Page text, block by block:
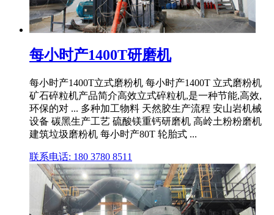
每小时产1400T研磨机
每小时产1400T立式磨粉机 每小时产1400T 立式磨粉机
矿石碎粒机产品简介高效立式碎粒机,是一种节能,高效,
环保的对 ... 多种加工物料 天然胶生产流程 安山岩机械
设备 碳黑生产工艺 硫酸镁重钙研磨机 高岭土粉粉磨机
建筑垃圾磨粉机 每小时产80T 轮胎式 ...
联系电话: 180 3780 8511